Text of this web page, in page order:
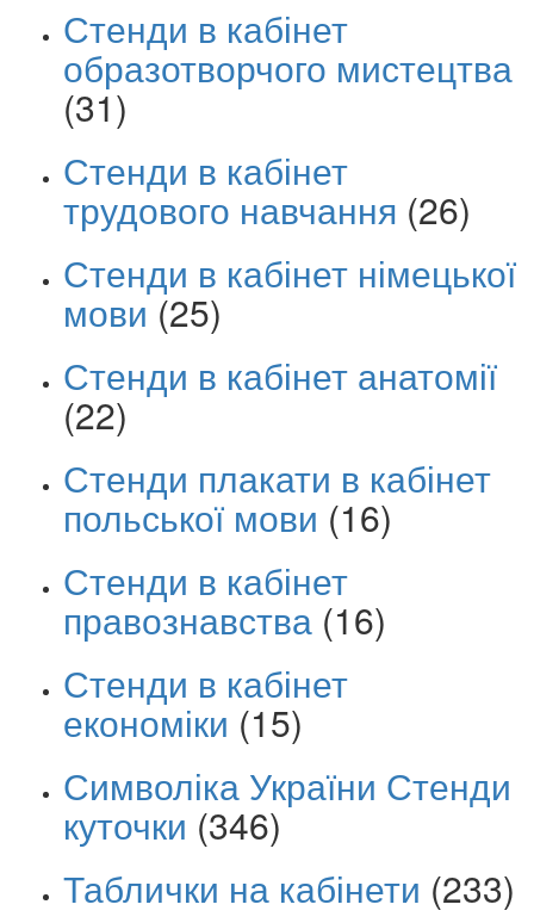
Стенди в кабінет
образотворчого мистецтва
(31)
Стенди в кабінет
трудового навчання (26)
Стенди в кабінет німецької
мови (25)
Стенди в кабінет анатомії
(22)
Стенди плакати в кабінет
польської мови (16)
Стенди в кабінет
правознавства (16)
Стенди в кабінет
економіки (15)
Символіка України Стенди
куточки (346)
Таблички на кабінети (233)